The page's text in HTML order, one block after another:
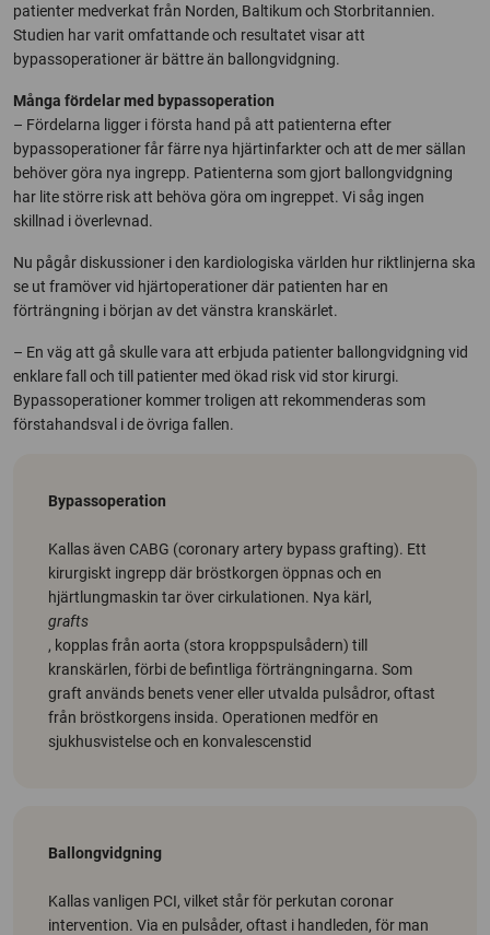
patienter medverkat från Norden, Baltikum och Storbritannien.
Studien har varit omfattande och resultatet visar att
bypassoperationer är bättre än ballongvidgning.
Många fördelar med bypassoperation
– Fördelarna ligger i första hand på att patienterna efter
bypassoperationer får färre nya hjärtinfarkter och att de mer sällan
behöver göra nya ingrepp. Patienterna som gjort ballongvidgning
har lite större risk att behöva göra om ingreppet. Vi såg ingen
skillnad i överlevnad.
Nu pågår diskussioner i den kardiologiska världen hur riktlinjerna ska
se ut framöver vid hjärtoperationer där patienten har en
förträngning i början av det vänstra kranskärlet.
– En väg att gå skulle vara att erbjuda patienter ballongvidgning vid
enklare fall och till patienter med ökad risk vid stor kirurgi.
Bypassoperationer kommer troligen att rekommenderas som
förstahandsval i de övriga fallen.
Bypassoperation
Kallas även CABG (coronary artery bypass grafting). Ett
kirurgiskt ingrepp där bröstkorgen öppnas och en
hjärtlungmaskin tar över cirkulationen. Nya kärl,
grafts
, kopplas från aorta (stora kroppspulsådern) till
kranskärlen, förbi de befintliga förträngningarna. Som
graft används benets vener eller utvalda pulsådror, oftast
från bröstkorgens insida. Operationen medför en
sjukhusvistelse och en konvalescenstid
Ballongvidgning
Kallas vanligen PCI, vilket står för perkutan coronar
intervention. Via en pulsåder, oftast i handleden, för man